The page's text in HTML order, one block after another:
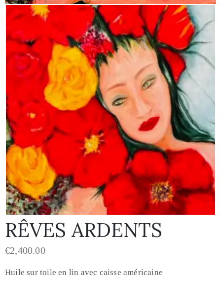
RÊVES ARDENTS
€2,400.00
Huile sur toile en lin avec caisse américaine